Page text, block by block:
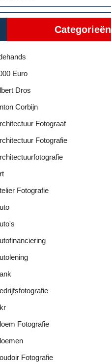
Categorieën
Euro
Dros
Corbijn
Fotograaf
Fotografie
Fotografie
Fotografie
Fotografie